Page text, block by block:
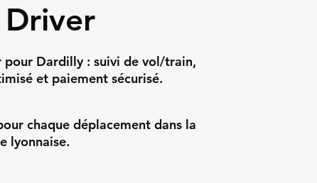
pour Dardilly : suivi de vol/train,
et paiement sécurisé.
chaque déplacement dans la
lyonnaise.